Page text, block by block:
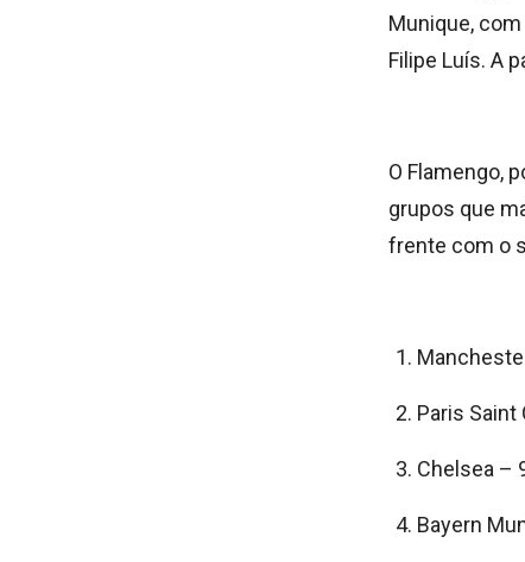
Munique,
Filipe Luís. A
O Flamengo,
grupos que
frente com o
Paris Saint
Chelsea –
Bayern